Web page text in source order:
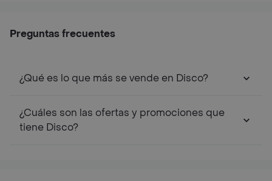
Preguntas frecuentes
¿Qué es lo que más se vende en Disco?
¿Cuáles son las ofertas y promociones que
tiene Disco?